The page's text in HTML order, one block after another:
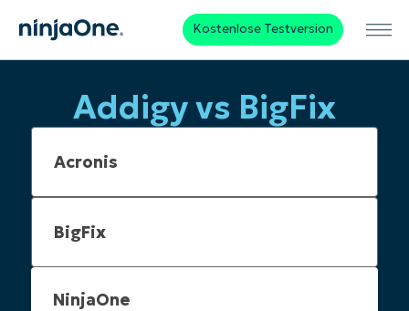
Kostenlose Testversion
Addigy vs BigFix
NinjaOne